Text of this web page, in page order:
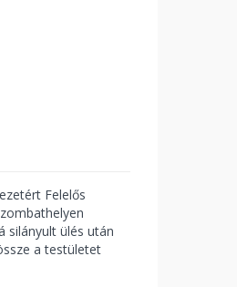
Felelős
silányult ülés után
a testületet